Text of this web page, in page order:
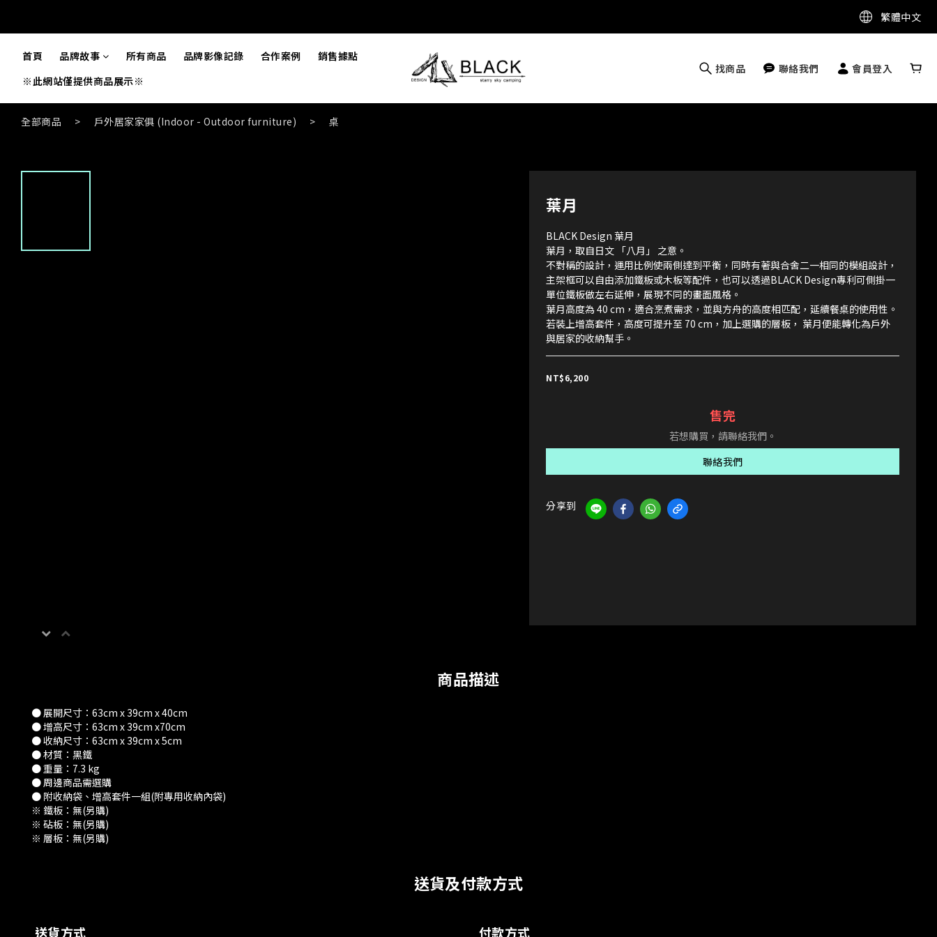
繁體中文
首頁 品牌故事 所有商品 品牌影像記錄 合作案例
銷售據點
※此網站僅提供商品展示※
找商品 聯絡我們 會員登入
全部商品 > 戶外居家家俱 (Indoor - Outdoor furniture) > 桌
葉月
BLACK Design 葉月
葉月，取自日文 「八月」 之意。
不對稱的設計，運用比例使兩側達到平衡，同時有著與合舍二一相同的模組設計，
主架框可以自由添加鐵板或木板等配件，也可以透過BLACK Design專利可側掛一
單位鐵板做左右延伸，展現不同的畫面風格。
葉月高度為 40 cm，適合烹煮需求，並與方舟的高度相匹配，延續餐桌的使用性。
若裝上增高套件，高度可提升至 70 cm，加上選購的層板， 葉月便能轉化為戶外
與居家的收納幫手。
NT$6,200
售完
若想購買，請聯絡我們。
聯絡我們
分享到
商品描述
● 展開尺寸：63cm x 39cm x 40cm
● 增高尺寸：63cm x 39cm x70cm
● 收納尺寸：63cm x 39cm x 5cm
● 材質：黑鐵
● 重量：7.3 kg
● 周邊商品需選購
● 附收納袋、增高套件一組(附專用收納內袋)
※ 鐵板：無(另購)
※ 砧板：無(另購)
※ 層板：無(另購)
送貨及付款方式
送貨方式 付款方式